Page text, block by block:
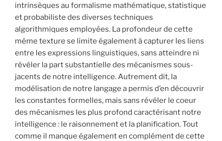
intrinsèques au formalisme mathématique, statistique
et probabiliste des diverses techniques
algorithmiques employées. La profondeur de cette
même texture se limite également à capturer les liens
entre les expressions linguistiques, sans atteindre ni
révéler la part substantielle des mécanismes sous-
jacents de notre intelligence. Autrement dit, la
modélisation de notre langage a permis d’en découvrir
les constantes formelles, mais sans révéler le coeur
des mécanismes les plus profond caractérisant notre
intelligence : le raisonnement et la planification. Tout
comme il manque également en complément de cette